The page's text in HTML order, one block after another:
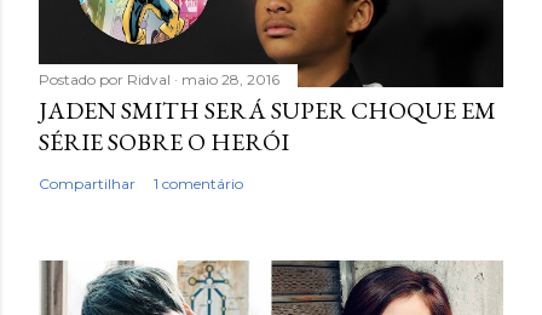
Postado por Ridval maio 28, 2016
JADEN SMITH SERÁ SUPER CHOQUE EM
SÉRIE SOBRE O HERÓI
Compartilhar 1 comentário